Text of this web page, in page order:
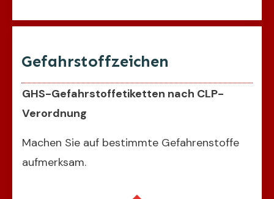
Gefahrstoffzeichen
GHS-Gefahrstoffetiketten nach CLP-
Verordnung
Machen Sie auf bestimmte Gefahrenstoffe
aufmerksam.